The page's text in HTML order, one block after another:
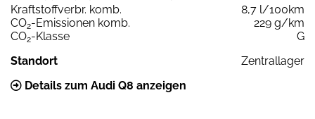
Kraftstoffverbr. komb.
8,7 l/100km
CO2-Emissionen komb.
229 g/km
CO2-Klasse
G
Standort
Zentrallager
Details zum Audi Q8 anzeigen